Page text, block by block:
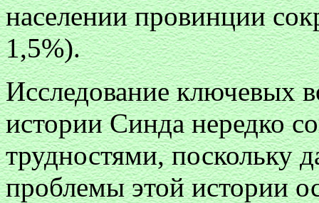
населении провинции
1,5%).
Исследование ключевых
истории Синда нередко
трудностями, поскольку
проблемы этой истории